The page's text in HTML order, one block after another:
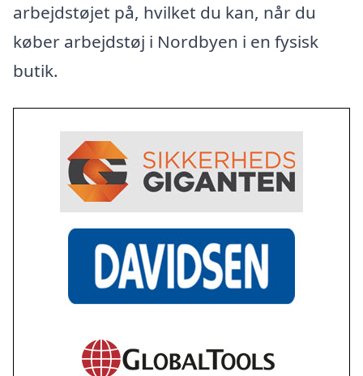
arbejdstøjet på, hvilket du kan, når du
køber arbejdstøj i Nordbyen i en fysisk
butik.